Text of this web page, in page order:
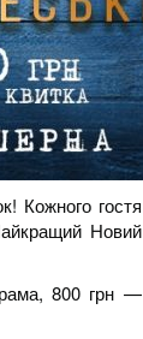
Кожного гостя
Новий
800 грн —